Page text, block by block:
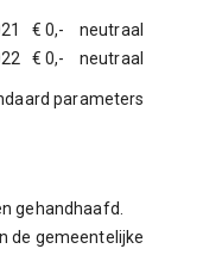
€ 0,- neutraal
€ 0,- neutraal
parameters
gehandhaafd.
de gemeentelijke